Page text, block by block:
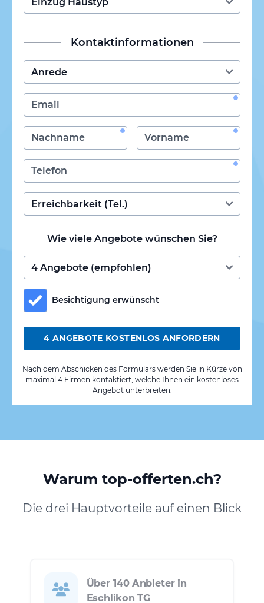
Kontaktinformationen
Wie viele Angebote wünschen Sie?
Besichtigung erwünscht
4 ANGEBOTE KOSTENLOS ANFORDERN
Nach dem Abschicken des Formulars werden Sie in Kürze von
maximal 4 Firmen kontaktiert, welche Ihnen ein kostenloses
Angebot unterbreiten.
Warum top-offerten.ch?
Die drei Hauptvorteile auf einen Blick
Über 140 Anbieter in
Eschlikon TG